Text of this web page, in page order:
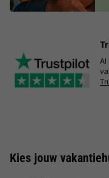
Al
Kies jouw